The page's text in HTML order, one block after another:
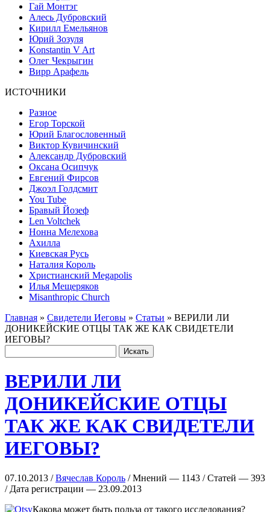
Гай Монтэг
Алесь Дубровский
Кирилл Емельянов
Юрий Зозуля
Konstantin V Art
Олег Чекрыгин
Вирр Арафель
ИСТОЧНИКИ
Разное
Егор Торской
Юрий Благословенный
Виктор Кувичинский
Александр Дубровский
Оксана Осипчук
Евгений Фирсов
Джоэл Голдсмит
You Tube
Бравый Йозеф
Len Voltchek
Нонна Мелехова
Ахилла
Киевская Русь
Наталия Король
Христианский Megapolis
Илья Мещеряков
Misanthropic Church
Главная » Свидетели Иеговы » Статьи » ВЕРИЛИ ЛИ
ДОНИКЕЙСКИЕ ОТЦЫ ТАК ЖЕ КАК СВИДЕТЕЛИ
ИЕГОВЫ?
ВЕРИЛИ ЛИ
ДОНИКЕЙСКИЕ ОТЦЫ
ТАК ЖЕ КАК СВИДЕТЕЛИ
ИЕГОВЫ?
07.10.2013 /Вячеслав Король / Мнений — 1143 / Статей — 393
/ Дата регистрации — 23.09.2013
Какова может быть польза от такого исследования?